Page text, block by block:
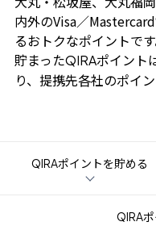
内外のVisa／
るおトクなポイントです
貯まったQIRAポイント
り、提携先各社のポイ
QIRAポイントを貯める
QIRA